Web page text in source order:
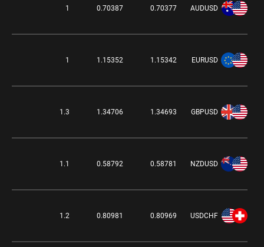
AUDUSD
0.70377
0.70387
1
EURUSD
1.15342
1.15352
1
GBPUSD
1.34693
1.34706
1.3
NZDUSD
0.58781
0.58792
1.1
USDCHF
0.80969
0.80981
1.2